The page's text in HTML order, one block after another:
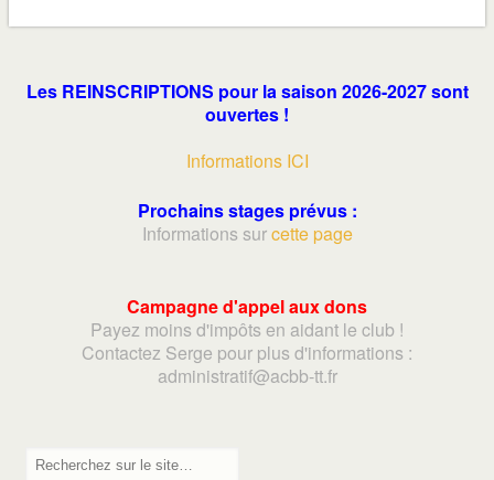
Les REINSCRIPTIONS pour la saison 2026-2027 sont
ouvertes !
Informations ICI
Prochains stages prévus :
Informations surcette page
Campagne d'appel aux dons
Payez moins d'impôts en aidant le club !
Contactez Serge pour plus d'informations :
administratif@acbb-tt.fr